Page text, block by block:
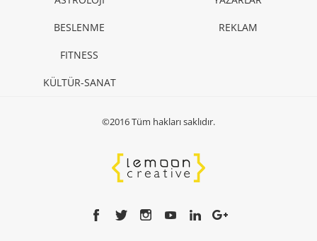
BESLENME
FITNESS
KÜLTÜR-SANAT
REKLAM
©2016 Tüm hakları saklıdır.